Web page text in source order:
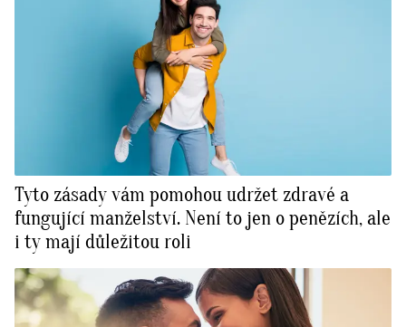
Tyto zásady vám pomohou udržet zdravé a
fungující manželství. Není to jen o penězích, ale
i ty mají důležitou roli